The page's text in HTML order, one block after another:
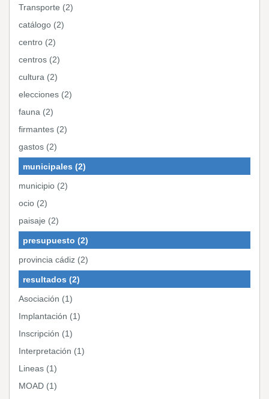
Transporte (2)
catálogo (2)
centro (2)
centros (2)
cultura (2)
elecciones (2)
fauna (2)
firmantes (2)
gastos (2)
municipales (2)
municipio (2)
ocio (2)
paisaje (2)
presupuesto (2)
provincia cádiz (2)
resultados (2)
Asociación (1)
Implantación (1)
Inscripción (1)
Interpretación (1)
Lineas (1)
MOAD (1)